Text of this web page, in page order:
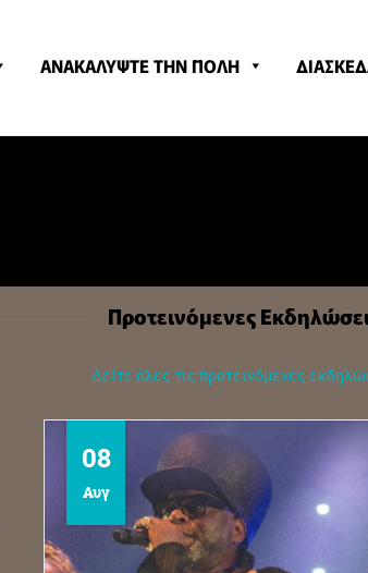
ΑΝΑΚΑΛΥΨΤΕ ΤΗΝ ΠΟΛΗ
Προτεινόμενες
Δείτε όλες τις προτεινόμενες
08
Αυγ